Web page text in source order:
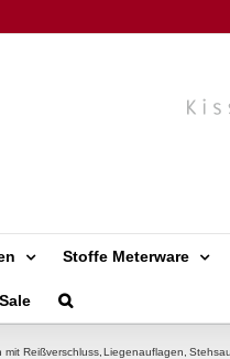
Stoffe Meterware
Sale
Reißverschluss Liegenauflagen